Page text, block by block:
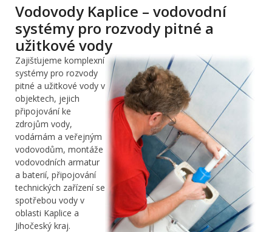
Vodovody Kaplice – vodovodní
systémy pro rozvody pitné a
užitkové vody
Zajišťujeme komplexní
systémy pro rozvody
pitné a užitkové vody v
objektech, jejich
připojování ke
zdrojům vody,
vodárnám a veřejným
vodovodům, montáže
vodovodních armatur
a baterií, připojování
technických zařízení se
spotřebou vody v
oblasti Kaplice a
Jihočeský kraj.